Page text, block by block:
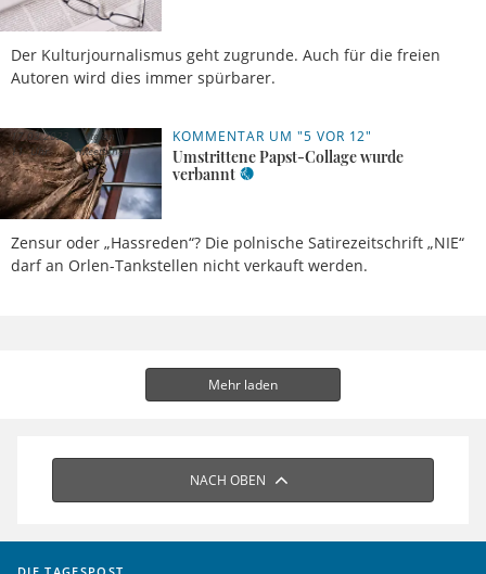
Der Kulturjournalismus geht zugrunde. Auch für die freien
Autoren wird dies immer spürbarer.
KOMMENTAR UM "5 VOR 12"
Umstrittene Papst-Collage wurde
verbannt
Zensur oder „Hassreden“? Die polnische Satirezeitschrift „NIE“
darf an Orlen-Tankstellen nicht verkauft werden.
17.03.2023,
11 Uhr
Stefan
Meetschen
Mehr laden
NACH OBEN